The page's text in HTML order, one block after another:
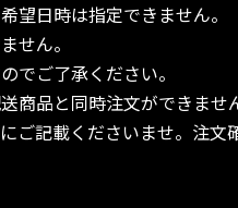
望日時は指定できません。
せん。
でご了承ください。
商品と同時注文ができま
記載くださいませ。注文